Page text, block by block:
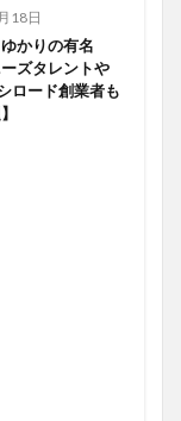
18日
かりの有名
ズタレントや
ロード創業者も